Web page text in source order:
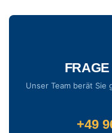
Unser Team berät
+49